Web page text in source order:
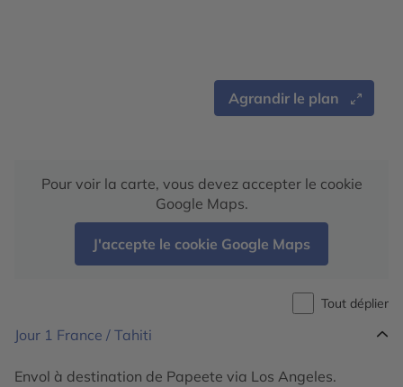
Agrandir le plan
Pour voir la carte, vous devez accepter le cookie
Google Maps.
J'accepte le cookie Google Maps
Tout déplier
Jour 1 France / Tahiti
Envol à destination de Papeete via Los Angeles.